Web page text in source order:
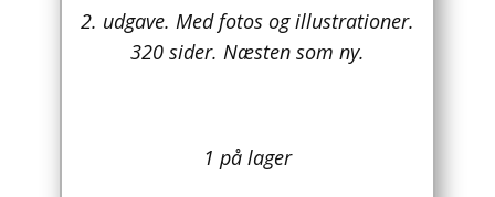
Asien
2. udgave. Med fotos og illustrationer.
320 sider. Næsten som ny.
1 på lager